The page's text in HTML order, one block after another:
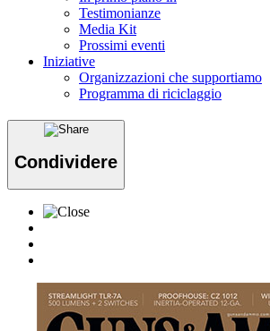
Testimonianze
Media Kit
Prossimi eventi
Iniziative
Organizzazioni che supportiamo
Programma di riciclaggio
Condividere